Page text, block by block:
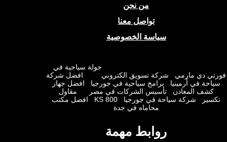
من نحن
تواصل معنا
سياسة الخصوصية
جولة سياحية في
دي مارمي
شركة تسويق الكتروني
افضل شركة
في أرمينيا
برامج سياحية في جورجيا
افضل جهاز
المعادن
تأسيس الشركات في مصر
مقاول
شركة سياحة في جورجيا KS 800
افضل مكتب
محاماه في جدة
روابط مهمة